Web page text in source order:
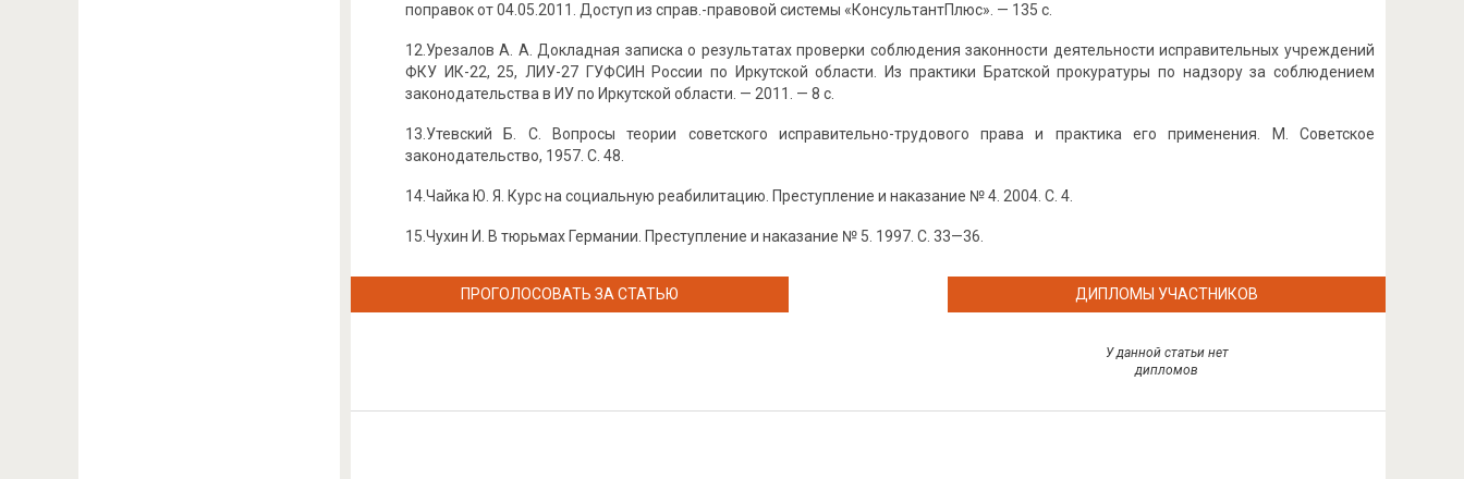
поправок от 04.05.2011. Доступ из справ.-правовой системы «КонсультантПлюс». — 135 с.
12.Урезалов А. А. Докладная записка о результатах проверки соблюдения законности деятельности исправительных учреждений
ФКУ ИК-22, 25, ЛИУ-27 ГУФСИН России по Иркутской области. Из практики Братской прокуратуры по надзору за соблюдением
законодательства в ИУ по Иркутской области. — 2011. — 8 с.
13.Утевский Б. С. Вопросы теории советского исправительно-трудового права и практика его применения. М. Советское
законодательство, 1957. С. 48.
14.Чайка Ю. Я. Курс на социальную реабилитацию. Преступление и наказание № 4. 2004. С. 4.
15.Чухин И. В тюрьмах Германии. Преступление и наказание № 5. 1997. С. 33—36.
ПРОГОЛОСОВАТЬ ЗА СТАТЬЮ ДИПЛОМЫ УЧАСТНИКОВ
У данной статьи нет
дипломов